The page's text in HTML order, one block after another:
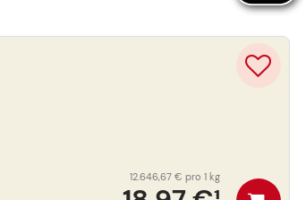
12.646,67 € pro 1 kg